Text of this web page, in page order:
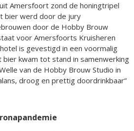
Amersfoort zond de honingtripel
bier werd door de jury
door de Hobby Brouw
voor Amersfoorts Kruisheren
is gevestigd in een voormalig
kwam tot stand in samenwerking
van de Hobby Brouw Studio in
droog en prettig doordrinkbaar”